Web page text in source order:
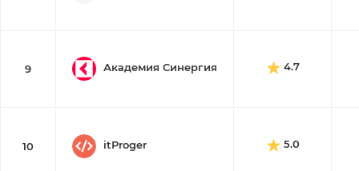
9 Академия Синергия 4.7
10 itProger 5.0